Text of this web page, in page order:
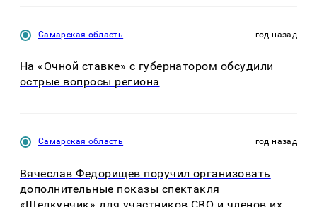
Самарская область год назад
На «Очной ставке» с губернатором обсудили
острые вопросы региона
Самарская область год назад
Вячеслав Федорищев поручил организовать
дополнительные показы спектакля